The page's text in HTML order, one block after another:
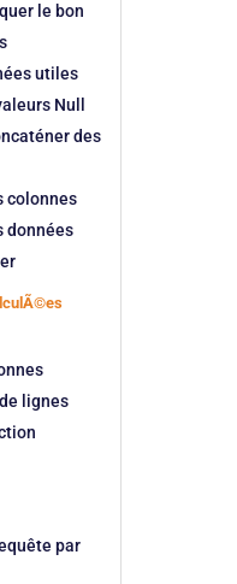
le bon
utiles
Null
des
colonnes
données
lignes
par